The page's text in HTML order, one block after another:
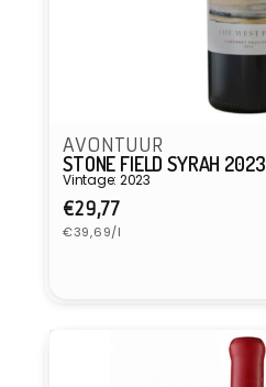
AVONTUUR
STONE FIELD SYRAH 2023
Vintage: 2023
Normaler
Preis
€29,77
Grundpreis
€39,69/l